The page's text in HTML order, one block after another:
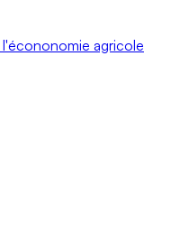
agricole